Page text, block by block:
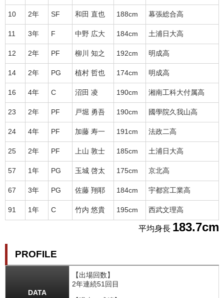
10 2年 SF 和田 直也 188cm 幕張総合高
11 3年 F 中野 広大 184cm 土浦日大高
12 2年 PF 柳川 知之 192cm 明成高
14 2年 PG 植村 哲也 174cm 明成高
16 4年 C 沼田 凌 190cm 湘南工科大付属高
23 2年 PF 戸堀 勇吾 190cm 國學院久我山高
24 4年 PF 加藤 寿一 191cm 法政二高
25 2年 PF 上山 敦士 185cm 土浦日大高
57 1年 PG 玉城 啓太 175cm 京北高
67 3年 PG 佐藤 翔耶 184cm 宇都宮工業高
91 1年 C 竹内 悠貴 195cm 西武文理高
平均身長 183.7cm
PROFILE
DATA
【出場回数】
2年連続51回目